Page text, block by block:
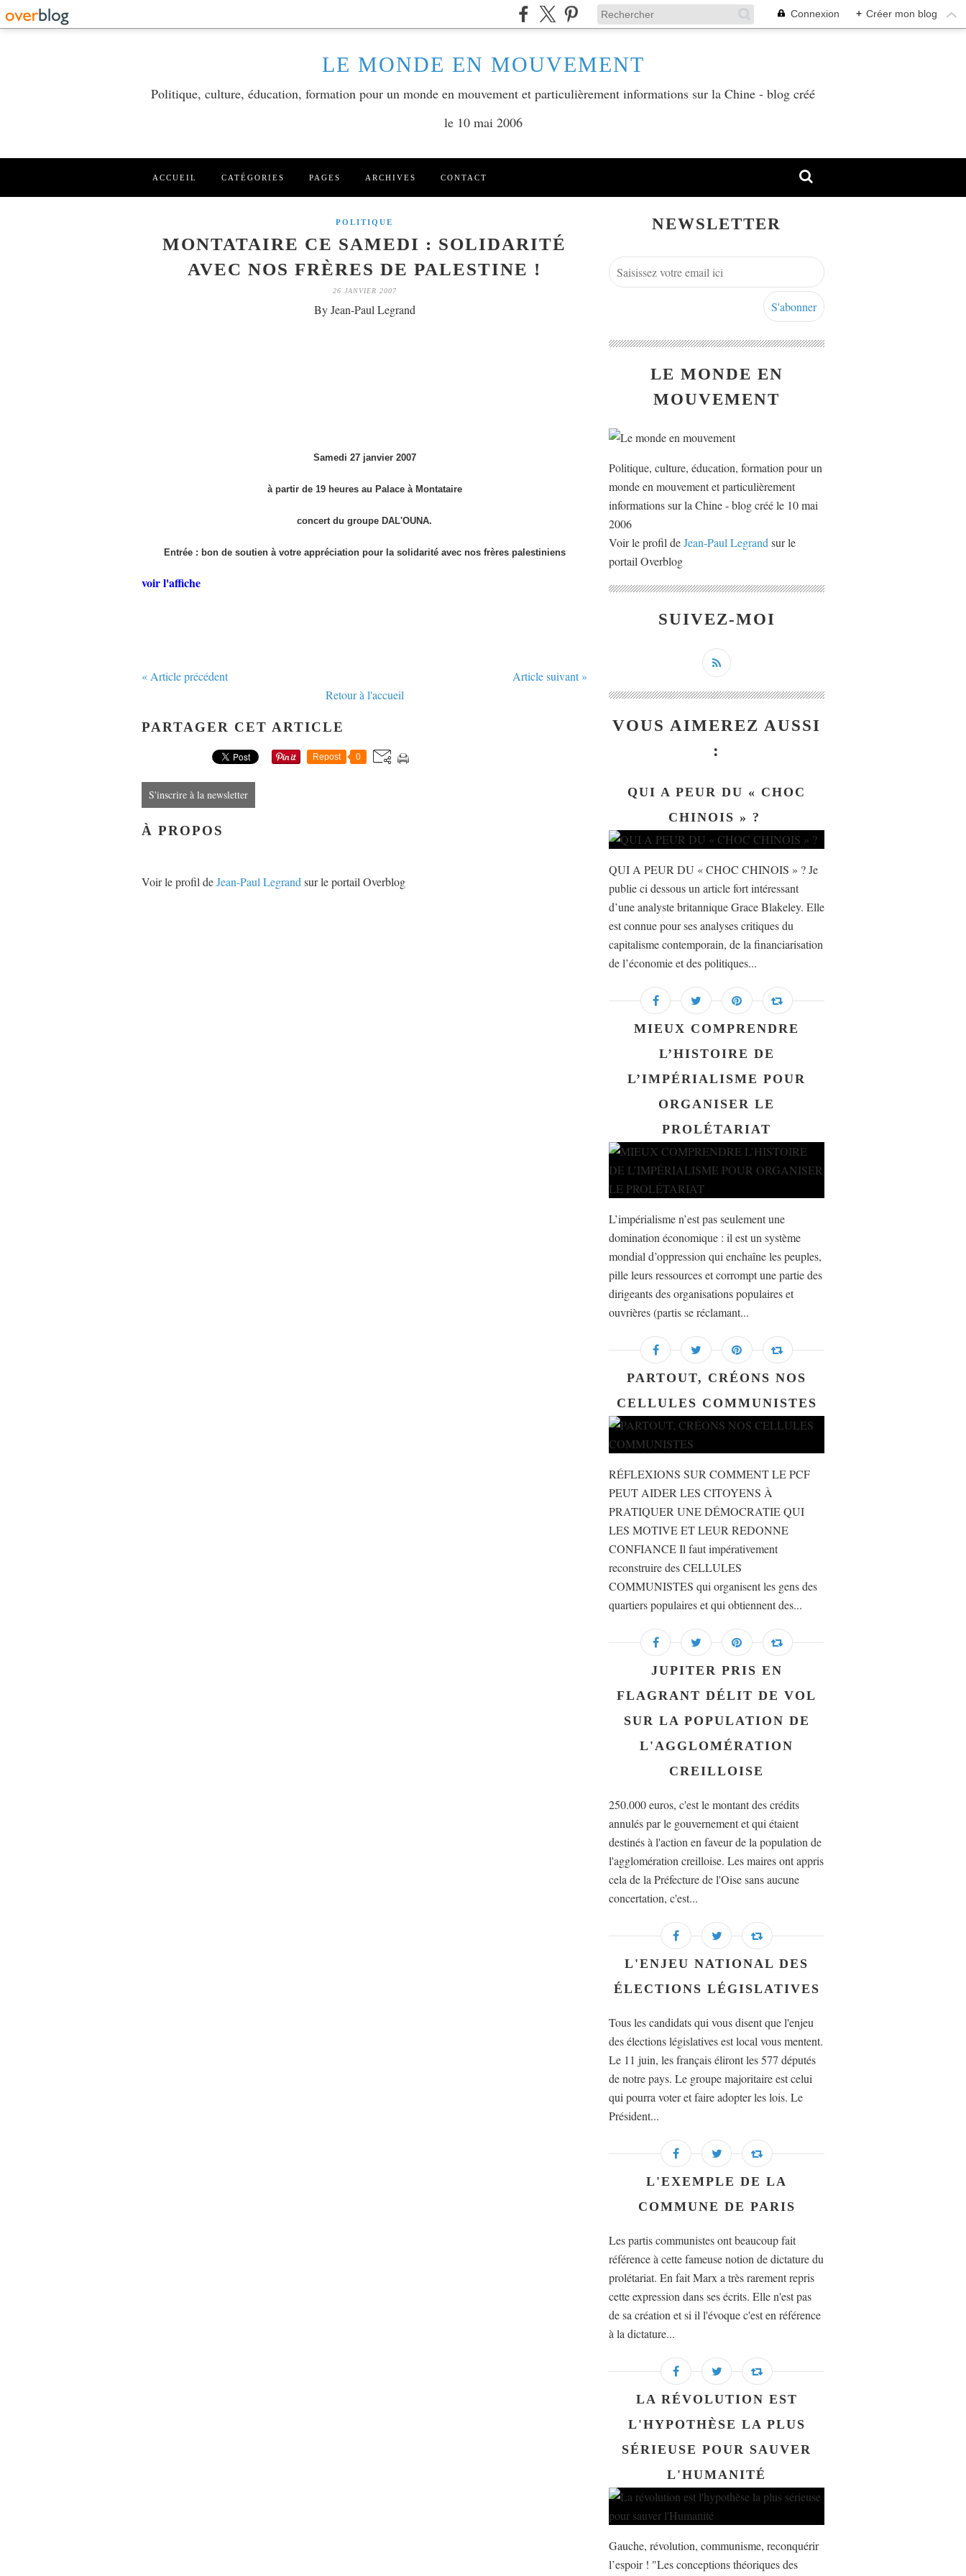
Connexion + Créer mon blog
LE MONDE EN MOUVEMENT
Politique, culture, éducation, formation pour un monde en mouvement et particulièrement informations sur la Chine - blog créé
le 10 mai 2006
ACCUEIL CATÉGORIES PAGES ARCHIVES CONTACT
POLITIQUE
MONTATAIRE CE SAMEDI : SOLIDARITÉ
AVEC NOS FRÈRES DE PALESTINE !
26 JANVIER 2007
By Jean-Paul Legrand
Samedi 27 janvier 2007
à partir de 19 heures au Palace à Montataire
concert du groupe DAL'OUNA.
Entrée : bon de soutien à votre appréciation pour la solidarité avec nos frères palestiniens
voir l'affiche
« Article précédent
Article suivant »
Retour à l'accueil
PARTAGER CET ARTICLE
Repost 0
S'inscrire à la newsletter
À PROPOS
Voir le profil deJean-Paul Legrand sur le portail Overblog
NEWSLETTER
LE MONDE EN
MOUVEMENT
Politique, culture, éducation, formation pour un
monde en mouvement et particulièrement
informations sur la Chine - blog créé le 10 mai
2006
Voir le profil deJean-Paul Legrand sur le
portail Overblog
SUIVEZ-MOI
VOUS AIMEREZ AUSSI
:
QUI A PEUR DU « CHOC
CHINOIS » ?
QUI A PEUR DU « CHOC CHINOIS » ? Je
publie ci dessous un article fort intéressant
d’une analyste britannique Grace Blakeley. Elle
est connue pour ses analyses critiques du
capitalisme contemporain, de la financiarisation
de l’économie et des politiques...
MIEUX COMPRENDRE
L’HISTOIRE DE
L’IMPÉRIALISME POUR
ORGANISER LE
PROLÉTARIAT
L’impérialisme n’est pas seulement une
domination économique : il est un système
mondial d’oppression qui enchaîne les peuples,
pille leurs ressources et corrompt une partie des
dirigeants des organisations populaires et
ouvrières (partis se réclamant...
PARTOUT, CRÉONS NOS
CELLULES COMMUNISTES
RÉFLEXIONS SUR COMMENT LE PCF
PEUT AIDER LES CITOYENS À
PRATIQUER UNE DÉMOCRATIE QUI
LES MOTIVE ET LEUR REDONNE
CONFIANCE Il faut impérativement
reconstruire des CELLULES
COMMUNISTES qui organisent les gens des
quartiers populaires et qui obtiennent des...
JUPITER PRIS EN
FLAGRANT DÉLIT DE VOL
SUR LA POPULATION DE
L'AGGLOMÉRATION
CREILLOISE
250.000 euros, c'est le montant des crédits
annulés par le gouvernement et qui étaient
destinés à l'action en faveur de la population de
l'agglomération creilloise. Les maires ont appris
cela de la Préfecture de l'Oise sans aucune
concertation, c'est...
L'ENJEU NATIONAL DES
ÉLECTIONS LÉGISLATIVES
Tous les candidats qui vous disent que l'enjeu
des élections législatives est local vous mentent.
Le 11 juin, les français éliront les 577 députés
de notre pays. Le groupe majoritaire est celui
qui pourra voter et faire adopter les lois. Le
Président...
L'EXEMPLE DE LA
COMMUNE DE PARIS
Les partis communistes ont beaucoup fait
référence à cette fameuse notion de dictature du
prolétariat. En fait Marx a très rarement repris
cette expression dans ses écrits. Elle n'est pas
de sa création et si il l'évoque c'est en référence
à la dictature...
LA RÉVOLUTION EST
L'HYPOTHÈSE LA PLUS
SÉRIEUSE POUR SAUVER
L'HUMANITÉ
Gauche, révolution, communisme, reconquérir
l’espoir ! "Les conceptions théoriques des